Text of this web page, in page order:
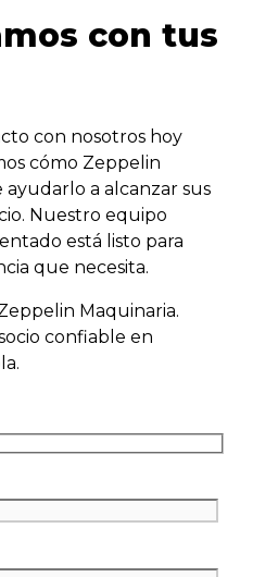
con tus
con nosotros hoy
cómo Zeppelin
a alcanzar sus
Nuestro equipo
está listo para
que necesita.
Maquinaria.
confiable en